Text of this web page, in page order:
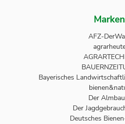
Marken
AFZ-
Bayerisches
Der
Der
Deutsches